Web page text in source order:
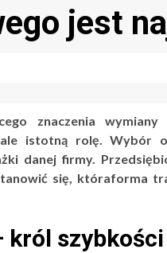
jest
znaczenia
istotną rolę. Wybór
danej firmy.
się, któraforma
szybkości